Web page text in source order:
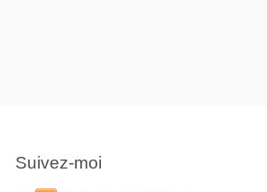
Suivez-moi